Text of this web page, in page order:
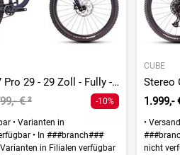
Stereo ONE77 Pro 29 - 29 Zoll - Fully - 2026
€² -10%
•Varianten in
•In ###branch###
in Filialen verfügbar
CUBE
1.999,-
•
nicht